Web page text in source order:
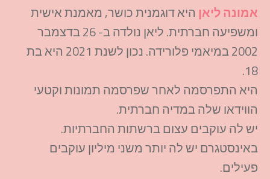
אמונה ליאןהיא דוגמנית כושר, מאמנת אישית
ומשפיעה חברתית. ליאן נולדה ב- 26 בדצמבר
2002 במיאמי פלורידה. נכון לשנת 2021 היא בת
18.
היא התפרסמה לאחר שפרסמה תמונות וקטעי
הווידאו שלה במדיה חברתית.
יש לה עוקבים עצום ברשתות החברתיות.
באינסטגרם יש לה יותר משני מיליון עוקבים
פעילים.